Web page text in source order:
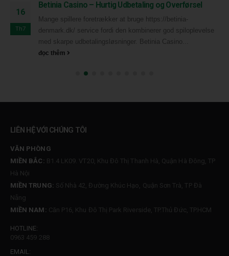
16
Th7
Betinia Casino – Hurtig Udbetaling og Overførsel
Mange spillere foretrækker at bruge https://betinia-
denmark.dk/ service fordi den kombinerer god spiloplevelse
med skarpe udbetalingsløsninger. Betinia Casino...
đọc thêm
LIÊN HỆ VỚI CHÚNG TÔI
VĂN PHÒNG
MIỀN BẮC: B1.4 LK09. VT20, Khu Đô Thị Thanh Hà, Quận Hà Đông, TP
Hà Nội
MIỀN TRUNG: Số Nhà 42, Đường Khúc Hạo, Quận Sơn Trà, TP Đà
Nẵng
MIỀN NAM: Căn P16, Khu Đô Thị Park Riverside, TP.Thủ Đức, TP.HCM
HOTLINE:
0963 459 288
EMAIL: